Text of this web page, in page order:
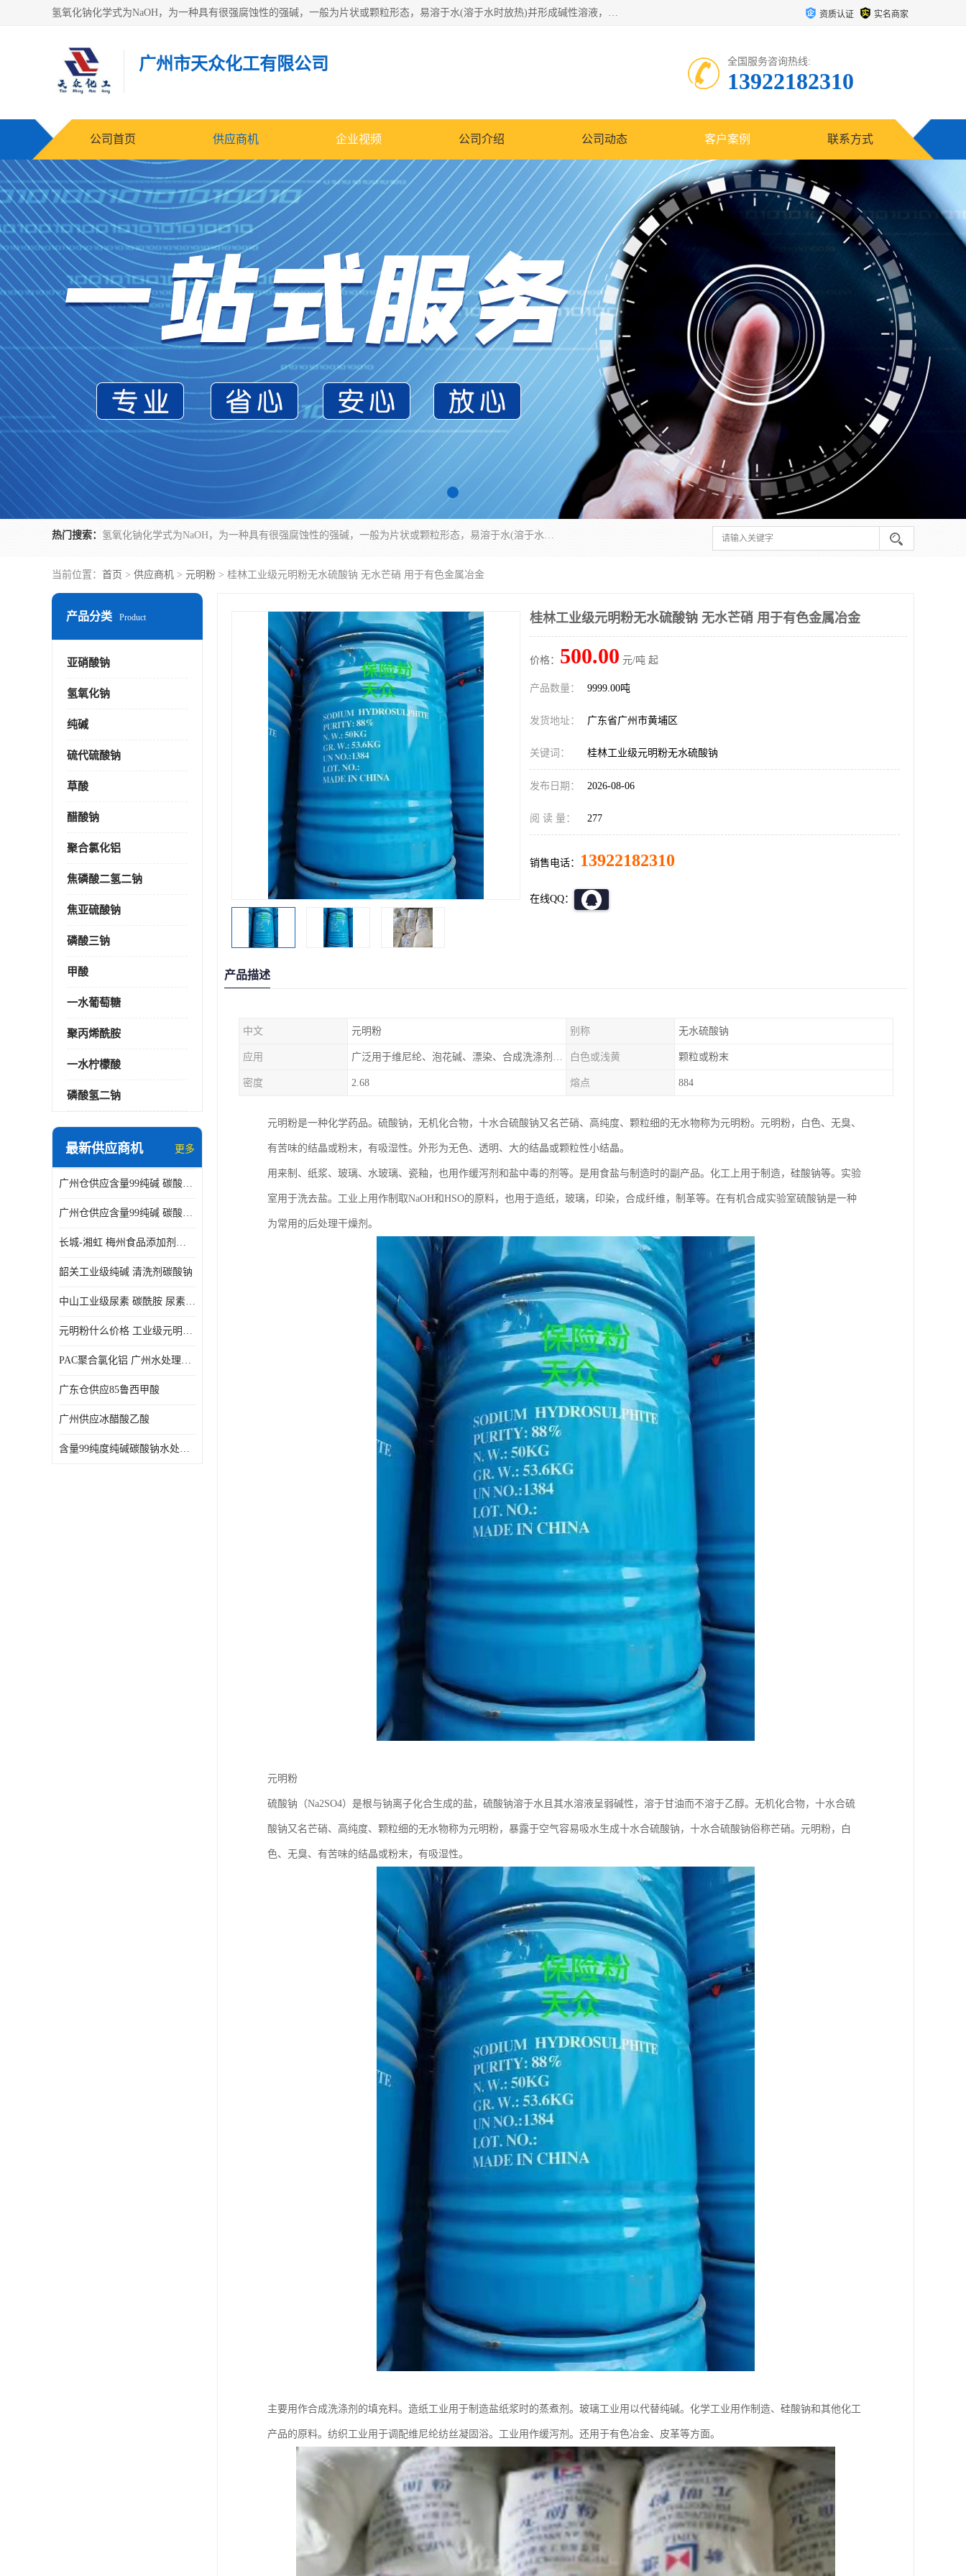
氢氧化钠化学式为NaOH，为一种具有很强腐蚀性的强碱，一般为片状或颗粒形态，易溶于水(溶于水时放热)并形成碱性溶液，另有潮解性，易吸取空气中的水蒸气(潮解)和(变质)。NaOH是化学实验室其中一种必备的化学品，亦为常见的化工品之一。纯品是无色透明的晶体。密度2.130g/cm3。熔点318.4℃。沸点1390℃。工业品含有少量的氯化和碳酸，是白色不透明的晶体。 资质认证 实名商家
广州市天众化工有限公司 全国服务咨询热线:
13922182310
公司首页 供应商机 企业视频 公司介绍 公司动态 客户案例 联系方式
热门搜索： 氢氧化钠化学式为NaOH，为一种具有很强腐蚀性的强碱，一般为片状或颗粒形态，易溶于水(溶于水时放热)并形成碱性溶液，另有潮解性，易吸取空气中的水蒸气(潮解)和(变质)。NaOH是化学实验室其中一种必备的化学品，亦为常见的化工品之一。纯品是无色透明的晶体。密度2.130g/cm3。熔点318.4℃。沸点1390℃。工业品含有少量的氯化和碳酸，是白色不透明的晶体。
当前位置： 首页 > 供应商机 > 元明粉 > 桂林工业级元明粉无水硫酸钠 无水芒硝 用于有色金属冶金
产品分类 Product
亚硝酸钠
氢氧化钠
纯碱
硫代硫酸钠
草酸
醋酸钠
聚合氯化铝
焦磷酸二氢二钠
焦亚硫酸钠
磷酸三钠
甲酸
一水葡萄糖
聚丙烯酰胺
一水柠檬酸
磷酸氢二钠
最新供应商机 更多
广州仓供应含量99纯碱 碳酸钠 工业级99含量水处理 酸类中和
广州仓供应含量99纯碱 碳酸钠 工业级99含量水处理 生活洗涤
长城-湘虹 梅州食品添加剂焦亚硫酸钠 作防腐剂
韶关工业级纯碱 清洗剂碳酸钠
中山工业级尿素 碳酰胺 尿素是一种高浓度氮肥
元明粉什么价格 工业级元明粉 无水硫酸钠 硫酸钠 合成洗涤剂的填充料
PAC聚合氯化铝 广州水处理药剂聚合氯化铝PAC 工业污水废水城镇生活污水的净化处理
广东仓供应85鲁西甲酸
广州供应冰醋酸乙酸
含量99纯度纯碱碳酸钠水处理剂
桂林工业级元明粉无水硫酸钠 无水芒硝 用于有色金属冶金
价格： 500.00 元/吨 起
产品数量： 9999.00吨
发货地址： 广东省广州市黄埔区
关键词： 桂林工业级元明粉无水硫酸钠
发布日期： 2026-08-06
阅 读 量： 277
销售电话： 13922182310
在线QQ：
产品描述
中文 元明粉 别称 无水硫酸钠
应用 广泛用于维尼纶、泡花碱、漂染、合成洗涤剂、玻璃、造纸、制革、 白色或浅黄 颗粒或粉末
密度 2.68 熔点 884
元明粉是一种化学药品。硫酸钠，无机化合物，十水合硫酸钠又名芒硝、高纯度、颗粒细的无水物称为元明粉。元明粉，白色、无臭、
有苦味的结晶或粉末，有吸湿性。外形为无色、透明、大的结晶或颗粒性小结晶。
用来制、纸浆、玻璃、水玻璃、瓷釉，也用作缓泻剂和盐中毒的剂等。是用食盐与制造时的副产品。化工上用于制造，硅酸钠等。实验
室用于洗去盐。工业上用作制取NaOH和HSO的原料，也用于造纸，玻璃，印染，合成纤维，制革等。在有机合成实验室硫酸钠是一种
为常用的后处理干燥剂。
元明粉
硫酸钠（Na2SO4）是根与钠离子化合生成的盐，硫酸钠溶于水且其水溶液呈弱碱性，溶于甘油而不溶于乙醇。无机化合物，十水合硫
酸钠又名芒硝、高纯度、颗粒细的无水物称为元明粉，暴露于空气容易吸水生成十水合硫酸钠，十水合硫酸钠俗称芒硝。元明粉，白
色、无臭、有苦味的结晶或粉末，有吸湿性。
主要用作合成洗涤剂的填充料。造纸工业用于制造盐纸浆时的蒸煮剂。玻璃工业用以代替纯碱。化学工业用作制造、硅酸钠和其他化工
产品的原料。纺织工业用于调配维尼纶纺丝凝固浴。工业用作缓泻剂。还用于有色冶金、皮革等方面。